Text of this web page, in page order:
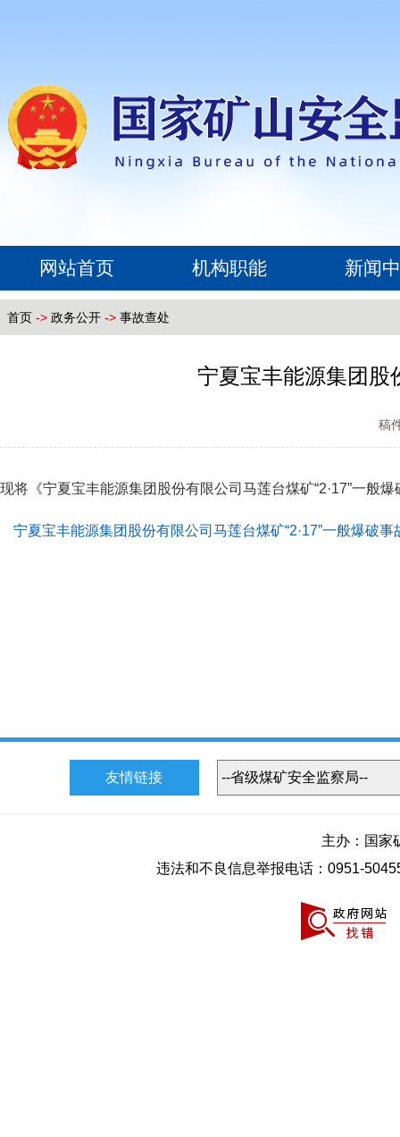
网站首页 机构职能 新闻
首页 -> 政务公开 -> 事故查处
宁夏宝丰能源集团股
稿
现将《宁夏宝丰能源集团股份有限公司马莲台煤矿“2·17”一般
宁夏宝丰能源集团股份有限公司马莲台煤矿“2·17”一般爆破事
友情链接
主办：国家
违法和不良信息举报电话：0951-